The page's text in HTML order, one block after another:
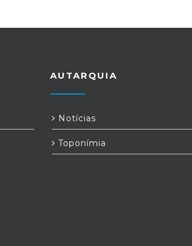
AUTARQUIA
Notícias
Toponímia